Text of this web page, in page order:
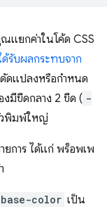
แยกค่าในโค้ด CSS
รับผลกระทบจาก
ดัดแปลงหรือกําหนด
มีขีดกลาง 2 ขีด ( -
วพิมพ์ใหญ่
ยการ ได้แก่ พร็อพเพ
color เป็น